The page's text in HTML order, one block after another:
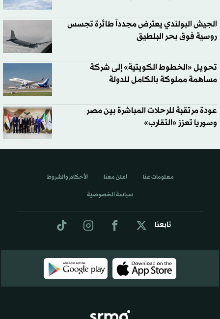
الجيش البولندي يعترض مجدداً طائرة تجسس
روسية فوق بحر البلطيق
تحويل «الخطوط الكويتية» إلى شركة
مساهمة مملوكة بالكامل للدولة
عودة مرتقبة للرحلات المباشرة بين مصر
وسوريا تعزز «التقارب»
تابعنا
معلومات عنا اعلن معنا الأحكام والشروط
سياسة الخصوصية